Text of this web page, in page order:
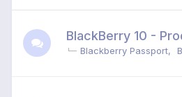
BlackBerry 10 -
Blackberry Passport